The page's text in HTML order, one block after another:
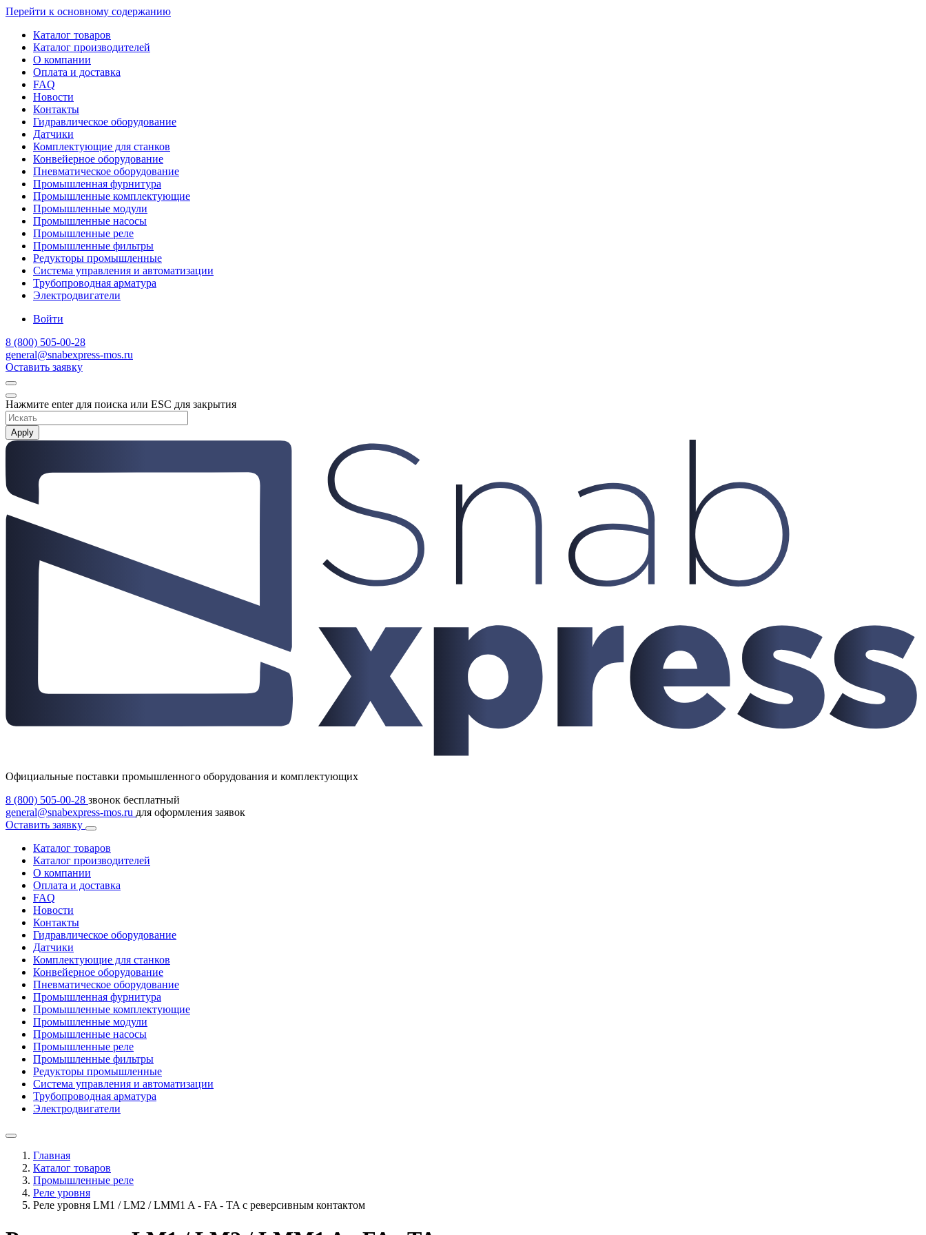
Перейти к основному содержанию
Каталог товаров
Каталог производителей
О компании
Оплата и доставка
FAQ
Новости
Контакты
Гидравлическое оборудование
Датчики
Комплектующие для станков
Конвейерное оборудование
Пневматическое оборудование
Промышленная фурнитура
Промышленные комплектующие
Промышленные модули
Промышленные насосы
Промышленные реле
Промышленные фильтры
Редукторы промышленные
Система управления и автоматизации
Трубопроводная арматура
Электродвигатели
Войти
8 (800) 505-00-28
general@snabexpress-mos.ru
Оставить заявку
Нажмите enter для поиска или ESC для закрытия
Apply
Официальные поставки промышленного оборудования и комплектующих
8 (800) 505-00-28 звонок бесплатный
general@snabexpress-mos.ru для оформления заявок
Оставить заявку
Каталог товаров
Каталог производителей
О компании
Оплата и доставка
FAQ
Новости
Контакты
Гидравлическое оборудование
Датчики
Комплектующие для станков
Конвейерное оборудование
Пневматическое оборудование
Промышленная фурнитура
Промышленные комплектующие
Промышленные модули
Промышленные насосы
Промышленные реле
Промышленные фильтры
Редукторы промышленные
Система управления и автоматизации
Трубопроводная арматура
Электродвигатели
Главная
Каталог товаров
Промышленные реле
Реле уровня
Реле уровня LM1 / LM2 / LMM1 A - FA - TA с реверсивным контактом